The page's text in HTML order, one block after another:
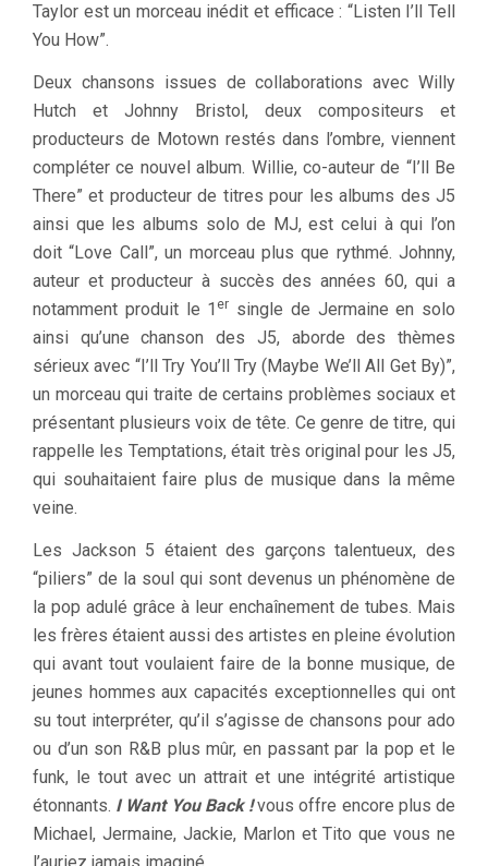
Taylor est un morceau inédit et efficace : “Listen I’ll Tell
You How”.
Deux chansons issues de collaborations avec Willy
Hutch et Johnny Bristol, deux compositeurs et
producteurs de Motown restés dans l’ombre, viennent
compléter ce nouvel album. Willie, co-auteur de “I’ll Be
There” et producteur de titres pour les albums des J5
ainsi que les albums solo de MJ, est celui à qui l’on
doit “Love Call”, un morceau plus que rythmé. Johnny,
auteur et producteur à succès des années 60, qui a
notamment produit le 1 er single de Jermaine en solo
ainsi qu’une chanson des J5, aborde des thèmes
sérieux avec “I’ll Try You’ll Try (Maybe We’ll All Get By)”,
un morceau qui traite de certains problèmes sociaux et
présentant plusieurs voix de tête. Ce genre de titre, qui
rappelle les Temptations, était très original pour les J5,
qui souhaitaient faire plus de musique dans la même
veine.
Les Jackson 5 étaient des garçons talentueux, des
“piliers” de la soul qui sont devenus un phénomène de
la pop adulé grâce à leur enchaînement de tubes. Mais
les frères étaient aussi des artistes en pleine évolution
qui avant tout voulaient faire de la bonne musique, de
jeunes hommes aux capacités exceptionnelles qui ont
su tout interpréter, qu’il s’agisse de chansons pour ado
ou d’un son R&B plus mûr, en passant par la pop et le
funk, le tout avec un attrait et une intégrité artistique
étonnants. I Want You Back !vous offre encore plus de
Michael, Jermaine, Jackie, Marlon et Tito que vous ne